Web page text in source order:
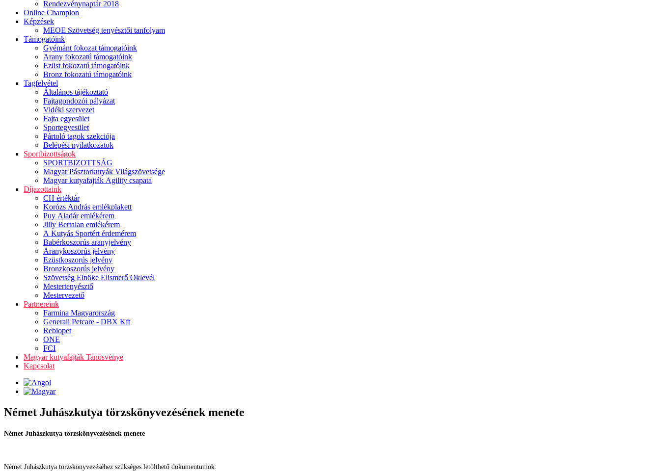
Rendezvénynaptár 2018
Online Champion
Képzések
MEOE Szövetség tenyésztői tanfolyam
Támogatóink
Gyémánt fokozat támogatóink
Arany fokozatú támogatóink
Ezüst fokozatú támogatóink
Bronz fokozatú támogatóink
Tagfelvétel
Általános tájékoztató
Fajtagondozói pályázat
Vidéki szervezet
Fajta egyesület
Sportegyesület
Pártoló tagok szekciója
Belépési nyilatkozatok
Sportbizottságok
SPORTBIZOTTSÁG
Magyar Pásztorkutyák Világszövetsége
Magyar kutyafajták Agility csapata
Díjazottaink
CH értéktár
Korózs András emlékplakett
Puy Aladár emlékérem
Jilly Bertalan emlékérem
A Kutyás Sportért érdemérem
Babérkoszorús aranyjelvény
Aranykoszorús jelvény
Ezüstkoszorús jelvény
Bronzkoszorús jelvény
Szövetség Elnöke Elismerő Oklevél
Mestertenyésztő
Mestervezető
Partnereink
Farmina Magyarország
Generali Petcare - DBX Kft
Rebiopet
ONE
FCI
Magyar kutyafajták Tanösvénye
Kapcsolat
Német Juhászkutya törzskönyvezésének menete
Német Juhászkutya törzskönyvezésének menete
Német Juhászkutya törzskönyvezéséhez szükséges letölthető dokumentumok: